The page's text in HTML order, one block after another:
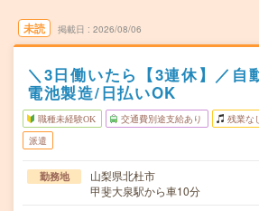
未読 掲載日 2026/08/06
＼3日働いたら【3連休】／自
電池製造/日払いOK
職種未経験OK 交通費別途支給あり 残業なし
派遣
勤務地
山梨県北杜市
甲斐大泉駅から車10分